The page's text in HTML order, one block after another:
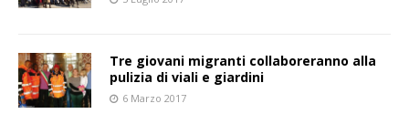
Tre giovani migranti collaboreranno alla
pulizia di viali e giardini
6 Marzo 2017